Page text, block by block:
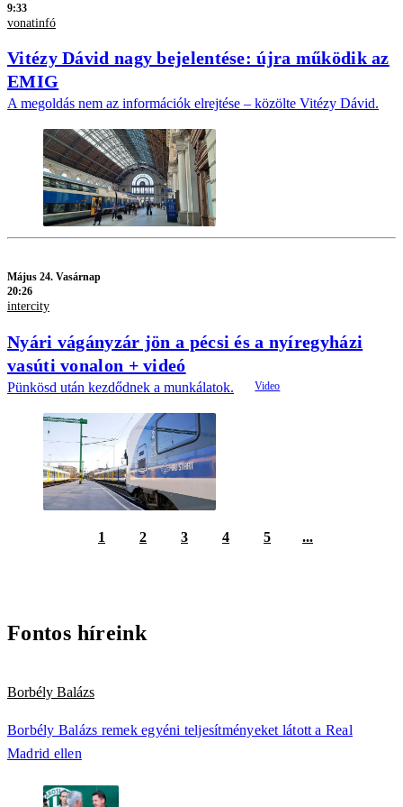
9:33
vonatinfó
Vitézy Dávid nagy bejelentése: újra működik az
EMIG
A megoldás nem az információk elrejtése – közölte Vitézy Dávid.
Május 24. Vasárnap
20:26
intercity
Nyári vágányzár jön a pécsi és a nyíregyházi
vasúti vonalon + videó
Pünkösd után kezdődnek a munkálatok.
1 2 3 4 5 ...
Fontos híreink
Borbély Balázs
Borbély Balázs remek egyéni teljesítményeket látott a Real
Madrid ellen